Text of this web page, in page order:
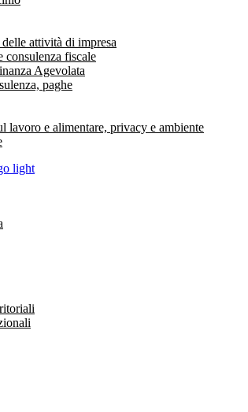
attività di impresa
consulenza fiscale
Agevolata
paghe
lavoro e alimentare, privacy e ambiente